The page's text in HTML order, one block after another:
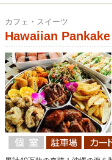
カフェ・スイーツ
Hawaiian